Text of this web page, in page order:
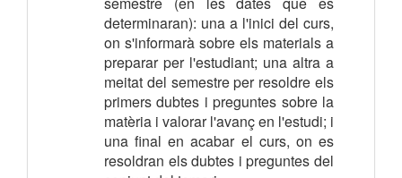
determinaran): una a l'inici del curs,
on s'informarà sobre els materials a
preparar per l'estudiant; una altra a
meitat del semestre per resoldre els
primers dubtes i preguntes sobre la
matèria i valorar l'avanç en l'estudi; i
una final en acabar el curs, on es
resoldran els dubtes i preguntes del